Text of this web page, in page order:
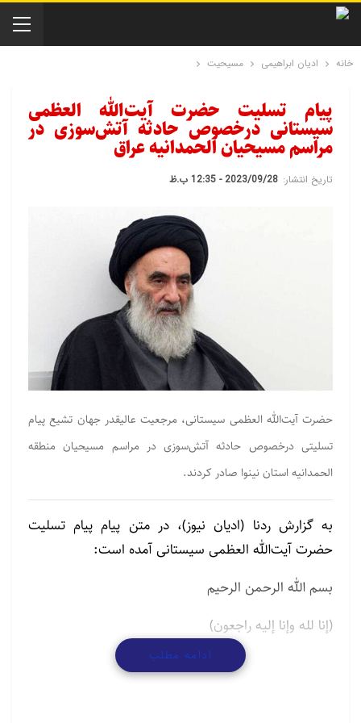
خانه ادیان ابراهیمی مسیحیت
پیام تسلیت حضرت آیت‌الله العظمی
سیستانی درخصوص حادثه آتش‌سوزی در
مراسم مسیحیان الحمدانیه‌ عراق
تاریخ انتشار: 2023/09/28 - 12:35 ب.ظ
حضرت آیت‌الله العظمی سیستانی، مرجعیت عالیقدر جهان تشیع پیام
تسلیتی درخصوص حادثه آتش‌سوزی در مراسم مسیحیان منطقه
الحمدانیه‌ استان نینوا صادر کردند.
به گزارش ردنا (ادیان نیوز)، در متن پیام پیام تسلیت
حضرت آیت‌الله العظمی سیستانی آمده است:
بسم الله الرحمن الرحيم
(إنا لله وإنا إليه راجعون)
ادامه مطلب